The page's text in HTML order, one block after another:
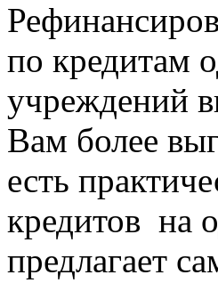
по кредитам
учреждений
Вам более
есть
кредитов на
предлагает